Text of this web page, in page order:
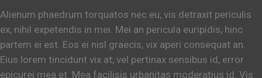
Alienum phaedrum torquatos nec eu, vis detraxit periculis
ex, nihil expetendis in mei. Mei an pericula euripidis, hinc
partem ei est. Eos ei nisl graecis, vix aperi consequat an.
Eius lorem tincidunt vix at, vel pertinax sensibus id, error
epicurei mea et. Mea facilisis urbanitas moderatius id. Vis